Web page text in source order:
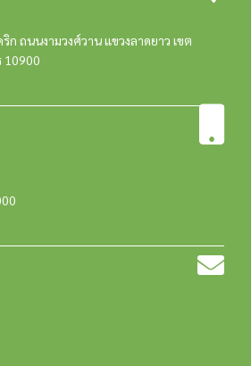
ก ถนนงามวงศ์วาน แขวงลาดยาว เขต
10900